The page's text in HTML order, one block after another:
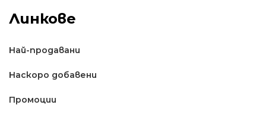
Линкове
Най-продавани
Наскоро добавени
Промоции